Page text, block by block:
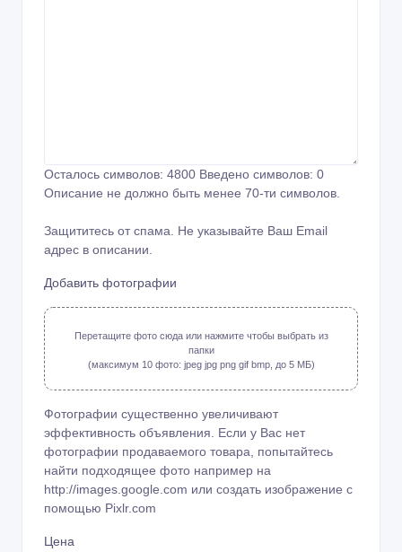
Осталось символов: 4800 Введено символов: 0
Описание не должно быть менее 70-ти символов.
Защититесь от спама. Не указывайте Ваш Email
адрес в описании.
Добавить фотографии
Перетащите фото сюда или нажмите чтобы выбрать из
папки
(максимум 10 фото: jpeg jpg png gif bmp, до 5 МБ)
Фотографии существенно увеличивают
эффективность объявления. Если у Вас нет
фотографии продаваемого товара, попытайтесь
найти подходящее фото например на
http://images.google.com или создать изображение с
помощью Pixlr.com
Цена